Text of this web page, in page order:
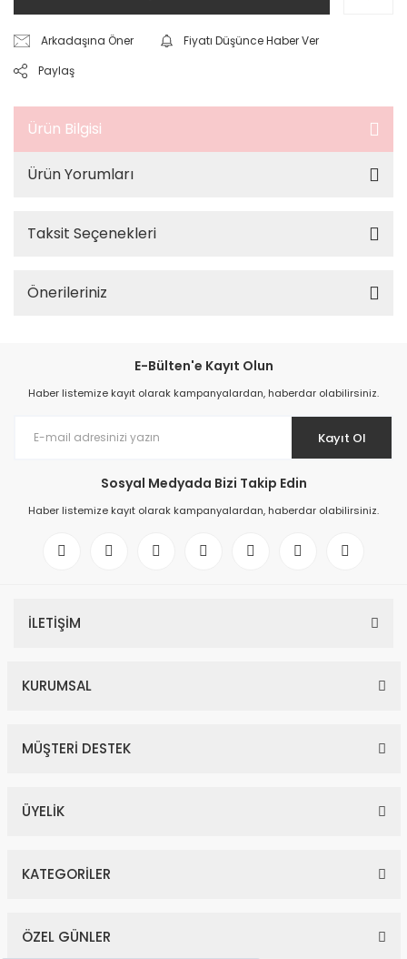
Arkadaşına Öner
Fiyatı Düşünce Haber Ver
Paylaş
Ürün Bilgisi
Ürün Yorumları
Taksit Seçenekleri
Önerileriniz
E-Bülten'e Kayıt Olun
Haber listemize kayıt olarak kampanyalardan, haberdar olabilirsiniz.
Kayıt Ol
Sosyal Medyada Bizi Takip Edin
Haber listemize kayıt olarak kampanyalardan, haberdar olabilirsiniz.
İLETİŞİM
KURUMSAL
MÜŞTERİ DESTEK
ÜYELİK
KATEGORİLER
ÖZEL GÜNLER